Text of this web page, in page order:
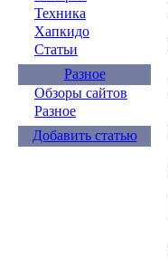
Техника
Хапкидо
Статьи
Разное
Обзоры сайтов
Разное
Добавить статью